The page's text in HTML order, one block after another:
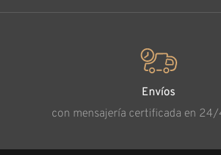
Envíos
con mensajería certificada en